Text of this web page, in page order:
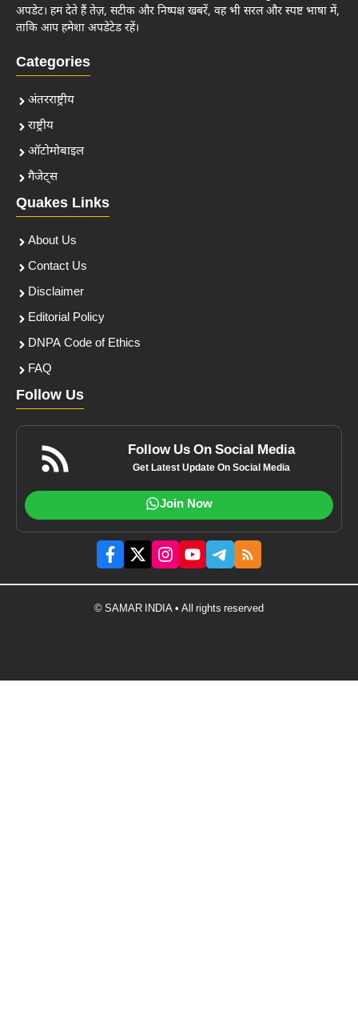
अपडेट। हम देते हैं तेज़, सटीक और निष्पक्ष खबरें, वह भी सरल और स्पष्ट भाषा में,
ताकि आप हमेशा अपडेटेड रहें।
Categories
अंतरराष्ट्रीय
राष्ट्रीय
ऑटोमोबाइल
गैजेट्स
Quakes Links
About Us
Contact Us
Disclaimer
Editorial Policy
DNPA Code of Ethics
FAQ
Follow Us
Follow Us On Social Media
Get Latest Update On Social Media
Join Now
© SAMAR INDIA • All rights reserved